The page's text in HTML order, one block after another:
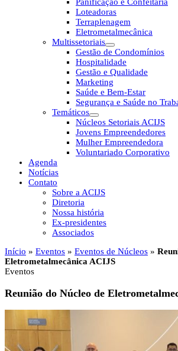
Loteadoras
Terraplenagem
Eletrometalmecânica
Multissetoriais
Gestão de Condomínios
Hospitalidade
Gestão e Qualidade
Marketing
Saúde e Bem-Estar
Segurança e Saúde no
Temáticos
Núcleos Setoriais ACIJS
Jovens Empreendedores
Mulher Empreendedora
Voluntariado Corporativo
Agenda
Notícias
Contato
Sobre a ACIJS
Diretoria
Nossa história
Ex-presidentes
Associados
Início » Eventos » Eventos de Núcleos »
Eletrometalmecânica ACIJS
Eventos
Reunião do Núcleo de